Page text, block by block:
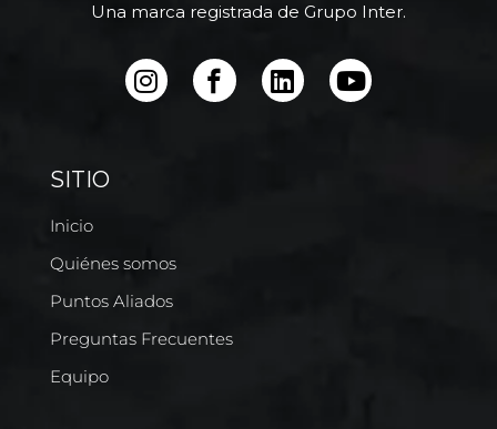
Una marca registrada de Grupo Inter.
SITIO
Inicio
Quiénes somos
Puntos Aliados
Preguntas Frecuentes
Equipo